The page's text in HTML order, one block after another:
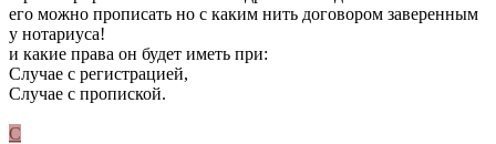
его можно прописать но с каким нить договором заверенным
у нотариуса!
и какие права он будет иметь при:
Случае с регистрацией,
Случае с пропиской.
С